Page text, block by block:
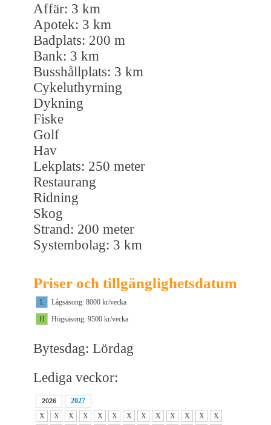
Affär: 3 km
Apotek: 3 km
Badplats: 200 m
Bank: 3 km
Busshållplats: 3 km
Cykeluthyrning
Dykning
Fiske
Golf
Hav
Lekplats: 250 meter
Restaurang
Ridning
Skog
Strand: 200 meter
Systembolag: 3 km
Priser och tillgänglighetsdatum
L
Lågsäsong: 8000 kr/vecka
H
Högsäsong: 9500 kr/vecka
Bytesdag: Lördag
Lediga veckor:
2026
2027
X
X X X X X X X X X X X
X